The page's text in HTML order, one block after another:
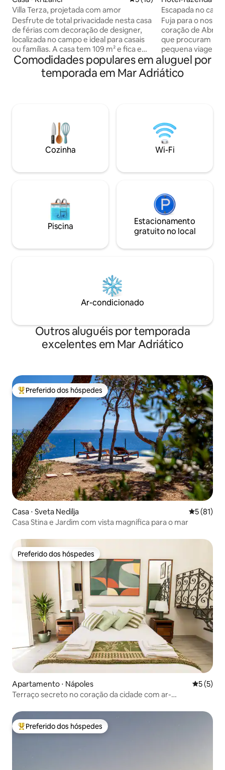
Villa Terza, projetada com amor
Desfrute de total privacidade nesta casa
de férias com decoração de designer,
localizada no campo e ideal para casais
ou famílias. A casa tem 109 m² e fica em
um terreno de 750 m². A casa oferece
dois quartos confortáveis com banheiro,
sala de estar, cozinha totalmente
comodidades. Está localizada no centro
da Ístria, o que a torna uma excelente
base para explorar toda a península.
Estacionamento coberto para 2 carros.
o
Escapada no
Fuja para o
coração de
que procuram
pequena viagem
Perfeitamente
e as montanhas,
arredores
uma área de jantar ao ar
com a natureza e
simpáticos
galinhas, patos,
Comodidades populares em aluguel por
temporada em Mar Adriático
Cozinha Wi-Fi
Piscina
Estacionamento
gratuito no local
Ar-condicionado
Outros aluguéis por temporada
excelentes em Mar Adriático
Entre os melhores preferidos dos hóspedes
Preferido dos hóspedes
Casa ⋅ Sveta Nedilja 5 de uma
5 (81)
Casa Stina e Jardim com vista magnífica para o mar
Preferido dos hóspedes
Preferido dos hóspedes
Apartamento ⋅ Nápoles 5 de
5 (5)
Terraço secreto no coração da cidade com ar-
Entre os melhores preferidos dos hóspedes
Preferido dos hóspedes